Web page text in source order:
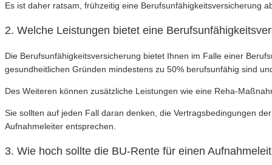
Es ist daher ratsam, frühzeitig eine Berufsunfähigkeitsversicherung
2. Welche Leistungen bietet eine
Die Berufsunfähigkeitsversicherung bietet Ihnen im Falle einer
gesundheitlichen Gründen mindestens zu 50% berufsunfähig sind
Des Weiteren können zusätzliche Leistungen wie eine Reha-
Sie sollten auf jeden Fall daran denken, die Vertragsbedingungen
Aufnahmeleiter entsprechen.
3. Wie hoch sollte die BU-Rente für einen